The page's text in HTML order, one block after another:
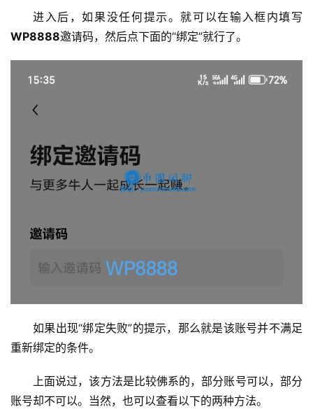
进入后，如果没任何提示。就可以在输入框内填写
WP8888邀请码，然后点下面的“绑定”就行了。
如果出现“绑定失败”的提示，那么就是该账号并不满足
重新绑定的条件。
上面说过，该方法是比较佛系的，部分账号可以，部分
账号却不可以。当然，也可以查看以下的两种方法。